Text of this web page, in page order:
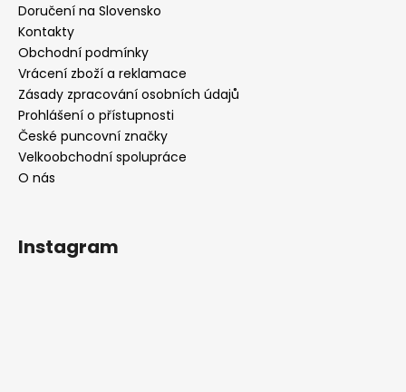
Doručení na Slovensko
Kontakty
Obchodní podmínky
Vrácení zboží a reklamace
Zásady zpracování osobních údajů
Prohlášení o přístupnosti
České puncovní značky
Velkoobchodní spolupráce
O nás
Instagram